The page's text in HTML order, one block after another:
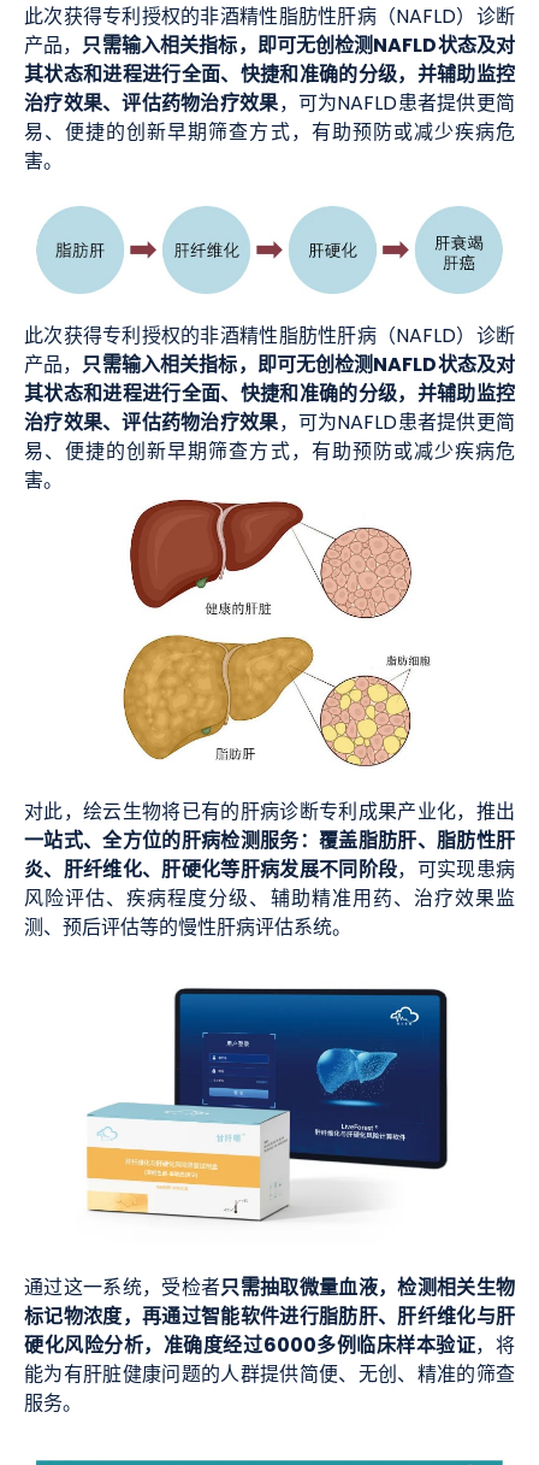
此次获得专利授权的非酒精性脂肪性肝病（NAFLD）诊断
产品，只需输入相关指标，即可无创检测NAFLD状态及对
其状态和进程进行全面、快捷和准确的分级，并辅助监控
治疗效果、评估药物治疗效果，可为NAFLD患者提供更简
易、便捷的创新早期筛查方式，有助预防或减少疾病危
害。
此次获得专利授权的非酒精性脂肪性肝病（NAFLD）诊断
产品，只需输入相关指标，即可无创检测NAFLD状态及对
其状态和进程进行全面、快捷和准确的分级，并辅助监控
治疗效果、评估药物治疗效果，可为NAFLD患者提供更简
易、便捷的创新早期筛查方式，有助预防或减少疾病危
害。
对此，绘云生物将已有的肝病诊断专利成果产业化，推出
一站式、全方位的肝病检测服务：覆盖脂肪肝、脂肪性肝
炎、肝纤维化、肝硬化等肝病发展不同阶段，可实现患病
风险评估、疾病程度分级、辅助精准用药、治疗效果监
测、预后评估等的慢性肝病评估系统。
通过这一系统，受检者只需抽取微量血液，检测相关生物
标记物浓度，再通过智能软件进行脂肪肝、肝纤维化与肝
硬化风险分析，准确度经过6000多例临床样本验证，将
能为有肝脏健康问题的人群提供简便、无创、精准的筛查
服务。